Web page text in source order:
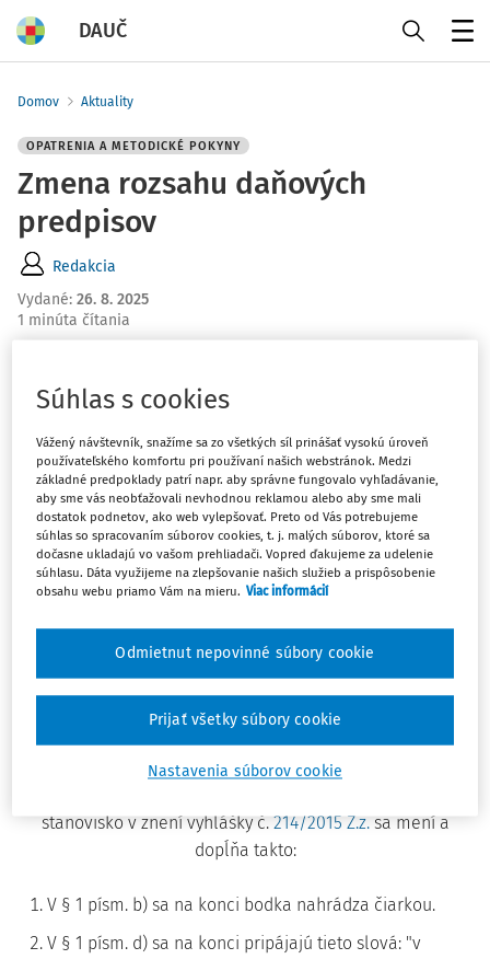
DAUČ
Domov Aktuality
OPATRENIA A METODICKÉ POKYNY
Zmena rozsahu daňových
predpisov
Redakcia
Vydané: 26. 8. 2025
1 minúta čítania
vyhláška Ministerstva financií Slovenskej republiky
predpisov, ku ktorých uplatneniu možno vydať záväzné
stanovisko v znení vyhlášky č. 214/2015 Z.z.
Ministerstvo financií Slovenskej republiky podľa § 53a ods.
1 zákona č. 563/2009 Z.z. o správe daní (daňový poriadok)
č. 435/2013 Z.z. ustanovuje:
Čl.I
Vyhláška Ministerstva financií Slovenskej republiky
229/2014 Z.z., ktorou sa ustanovuje rozsah daňových
stanovisko v znení vyhlášky č. 214/2015 Z.z. sa mení a
dopĺňa takto:
V § 1 písm. b) sa na konci bodka nahrádza čiarkou.
V § 1 písm. d) sa na konci pripájajú tieto slová: "v
Súhlas s cookies
Vážený návštevník, snažíme sa zo všetkých síl prinášať vysokú úroveň
používateľského komfortu pri používaní našich webstránok. Medzi
základné predpoklady patrí napr. aby správne fungovalo vyhľadávanie,
aby sme vás neobťažovali nevhodnou reklamou alebo aby sme mali
dostatok podnetov, ako web vylepšovať. Preto od Vás potrebujeme
súhlas so spracovaním súborov cookies, t. j. malých súborov, ktoré sa
dočasne ukladajú vo vašom prehliadači. Vopred ďakujeme za udelenie
súhlasu. Dáta využijeme na zlepšovanie našich služieb a prispôsobenie
obsahu webu priamo Vám na mieru. Viac informácií
Nastavenia súborov cookie
Odmietnut nepovinné súbory cookie
Prijať všetky súbory cookie